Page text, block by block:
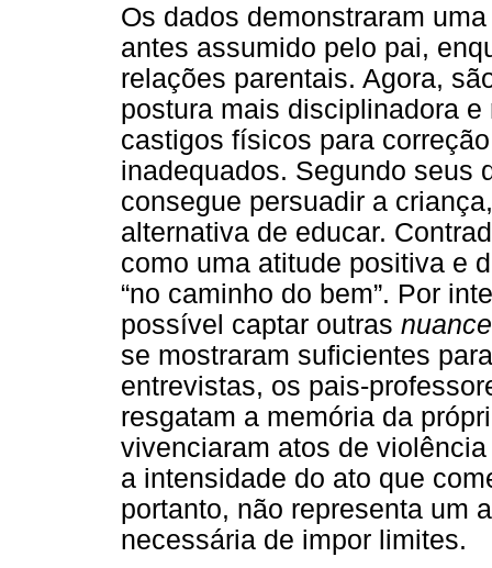
Os dados demonstraram
antes assumido pelo pai,
relações parentais. Agora,
postura mais disciplinadora
castigos físicos para
inadequados. Segundo seus
consegue persuadir a
alternativa de educar.
como uma atitude positiva e
“no caminho do bem”. Por
possível captar outras
se mostraram suficientes
entrevistas, os pais-
resgatam a memória da
vivenciaram atos de
a intensidade do ato que
portanto, não representa um
necessária de impor limites.